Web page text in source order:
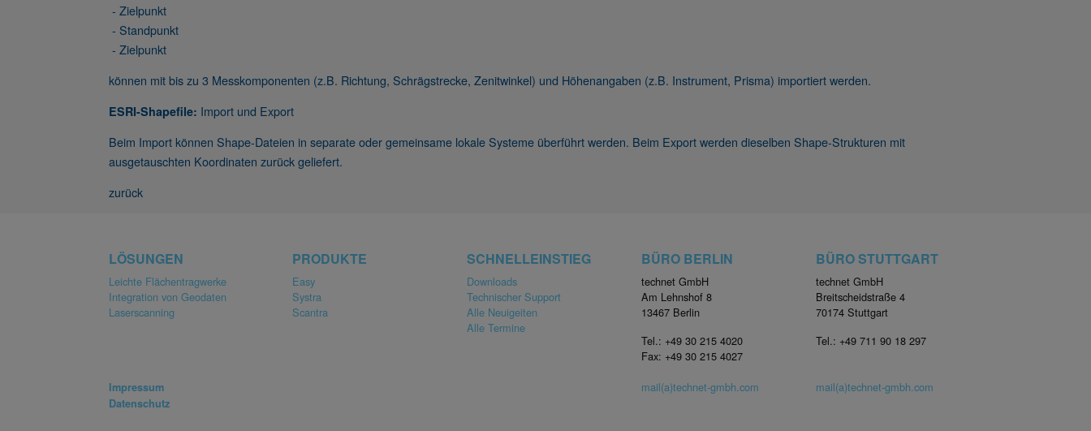
- Zielpunkt
- Standpunkt
- Zielpunkt
können mit bis zu 3 Messkomponenten (z.B. Richtung, Schrägstrecke, Zenitwinkel) und Höhenangaben (z.B. Instrument, Prisma) importiert werden.
ESRI-Shapefile: Import und Export
Beim Import können Shape-Dateien in separate oder gemeinsame lokale Systeme überführt werden. Beim Export werden dieselben Shape-Strukturen mit
ausgetauschten Koordinaten zurück geliefert.
zurück
LÖSUNGEN
Leichte Flächentragwerke
Integration von Geodaten
Laserscanning
Impressum
Datenschutz
PRODUKTE
Easy
Systra
Scantra
SCHNELLEINSTIEG
Downloads
Technischer Support
Alle Neuigeiten
Alle Termine
BÜRO BERLIN
technet GmbH
Am Lehnshof 8
13467 Berlin
Tel.: +49 30 215 4020
Fax: +49 30 215 4027
mail(a)technet-gmbh.com
BÜRO STUTTGART
technet GmbH
Breitscheidstraße 4
70174 Stuttgart
Tel.: +49 711 90 18 297
mail(a)technet-gmbh.com